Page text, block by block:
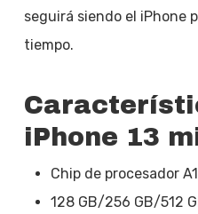
seguirá siendo el iPhone
tiempo.
iPhone 13
Chip de procesador
128 GB/256 GB/512